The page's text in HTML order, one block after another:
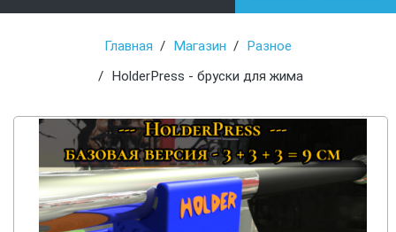
Главная Магазин
Разное
HolderPress - бруски для жима